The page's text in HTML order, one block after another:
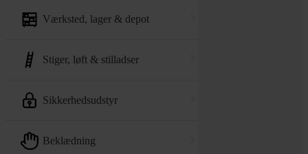
værksted, lager & depot
stiger, løft & stilladser
sikkerhedsudstyr
beklædning